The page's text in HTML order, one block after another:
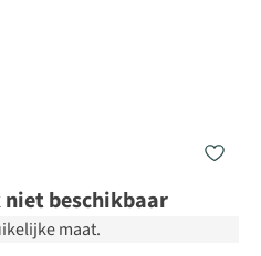
beschikbaar
maat.